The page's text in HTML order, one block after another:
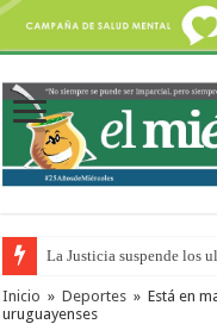
La Justicia suspende los
Se presentará la obra “La
Inicio » Deportes » Está en
uruguayenses